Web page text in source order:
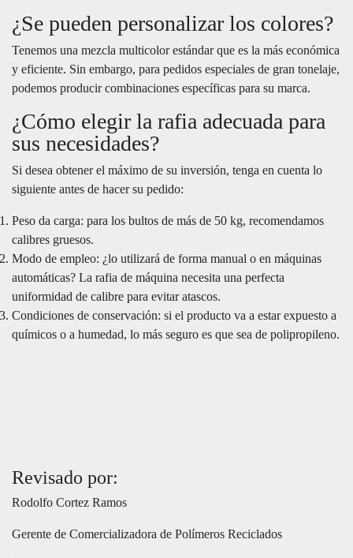
¿Se pueden personalizar los colores?
Tenemos una mezcla multicolor estándar que es la más económica
y eficiente. Sin embargo, para pedidos especiales de gran tonelaje,
podemos producir combinaciones específicas para su marca.
¿Cómo elegir la rafia adecuada para
sus necesidades?
Si desea obtener el máximo de su inversión, tenga en cuenta lo
siguiente antes de hacer su pedido:
Peso da carga: para los bultos de más de 50 kg, recomendamos
calibres gruesos.
Modo de empleo: ¿lo utilizará de forma manual o en máquinas
automáticas? La rafia de máquina necesita una perfecta
uniformidad de calibre para evitar atascos.
Condiciones de conservación: si el producto va a estar expuesto a
químicos o a humedad, lo más seguro es que sea de polipropileno.
Revisado por:
Rodolfo Cortez Ramos
Gerente de Comercializadora de Polímeros Reciclados